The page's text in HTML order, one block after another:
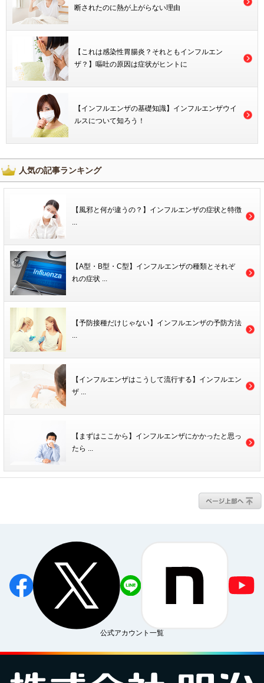
断されたのに熱が上がらない理由
【これは感染性胃腸炎？それともインフルエン
ザ？】嘔吐の原因は症状がヒントに
【インフルエンザの基礎知識】インフルエンザウイ
ルスについて知ろう！
人気の記事ランキング
【風邪と何が違うの？】インフルエンザの症状と特徴
...
【A型・B型・C型】インフルエンザの種類とそれぞ
れの症状 ...
【予防接種だけじゃない】インフルエンザの予防方法
...
【インフルエンザはこうして流行する】インフルエン
ザ ...
【まずはここから】インフルエンザにかかったと思っ
たら ...
公式アカウント一覧